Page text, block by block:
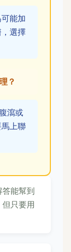
能加
選擇
？
瀉或
上聯
能幫到
只要用